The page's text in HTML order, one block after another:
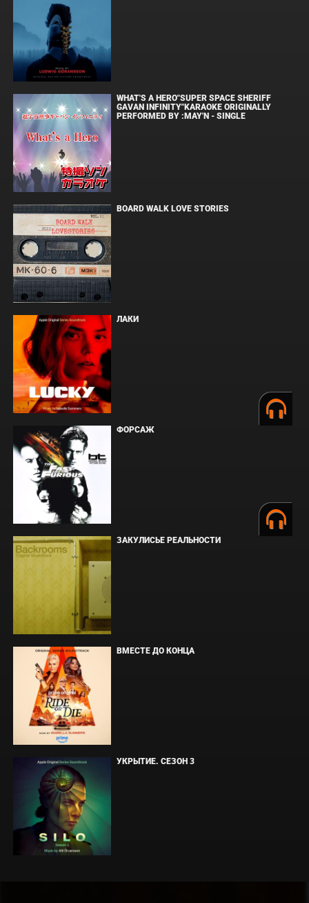
WHAT'S A HERO"SUPER SPACE SHERIFF
GAVAN INFINITY"KARAOKE ORIGINALLY
PERFORMED BY :MAY'N - SINGLE
BOARD WALK LOVE STORIES
ЛАКИ
ФОРСАЖ
ЗАКУЛИСЬЕ РЕАЛЬНОСТИ
ВМЕСТЕ ДО КОНЦА
УКРЫТИЕ. СЕЗОН 3